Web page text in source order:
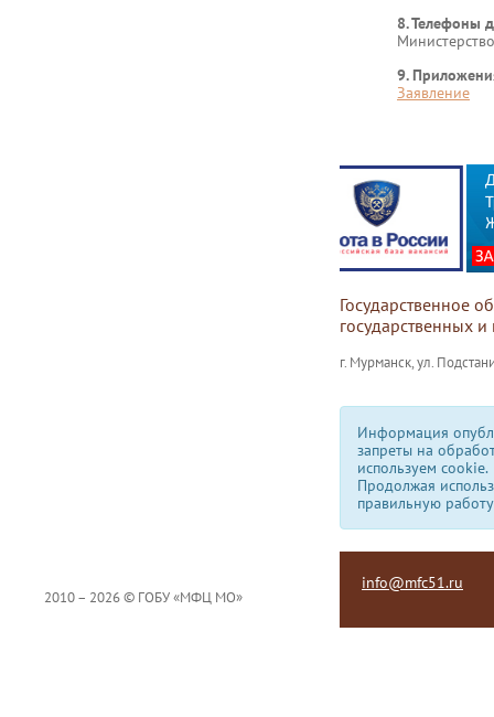
8. Телефоны
9.
Заявление
Государственное
государственных
г. Мурманск, ул.
Информация
запреты на
используем сookie.
Продолжая
правильную
2010 – 2026 © ГОБУ «МФЦ МО»
info@mfc51.ru